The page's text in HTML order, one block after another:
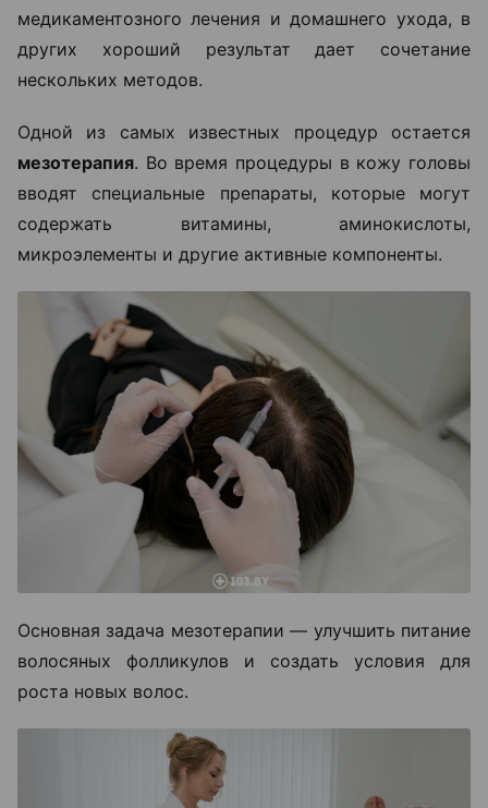
медикаментозного лечения и домашнего ухода, в
других хороший результат дает сочетание
нескольких методов.
Одной из самых известных процедур остается
мезотерапия. Во время процедуры в кожу головы
вводят специальные препараты, которые могут
содержать витамины, аминокислоты,
микроэлементы и другие активные компоненты.
Основная задача мезотерапии — улучшить питание
волосяных фолликулов и создать условия для
роста новых волос.